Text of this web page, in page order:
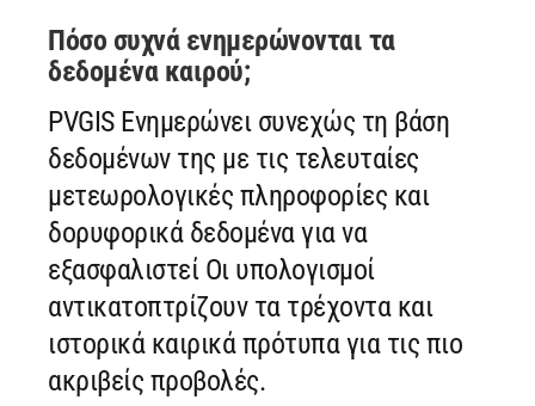
Πόσο συχνά ενημερώνονται τα
δεδομένα καιρού;
PVGIS Ενημερώνει συνεχώς τη βάση
δεδομένων της με τις τελευταίες
μετεωρολογικές πληροφορίες και
δορυφορικά δεδομένα για να
εξασφαλιστεί Οι υπολογισμοί
αντικατοπτρίζουν τα τρέχοντα και
ιστορικά καιρικά πρότυπα για τις πιο
ακριβείς προβολές.